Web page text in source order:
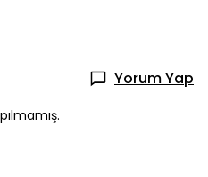
Yorum Yap